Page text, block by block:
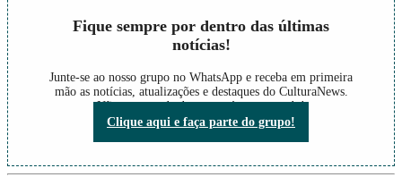
Fique sempre por dentro das últimas
notícias!
Junte-se ao nosso grupo no WhatsApp e receba em primeira
mão as notícias, atualizações e destaques do CulturaNews.
Não perca nada do que está acontecendo!
Clique aqui e faça parte do grupo!